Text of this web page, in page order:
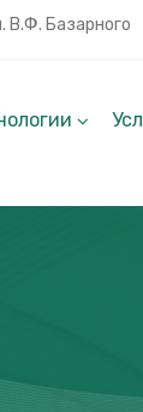
В.Ф. Базарного